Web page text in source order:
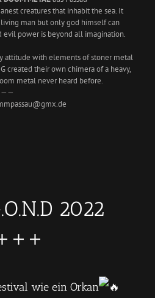
creatures that inhabit the sea. It
man but only god himself can
evil power is beyond all imagination.
attitude with elements of stoner metal
created their own chimera of a heavy,
metal never heard before.
2022
wie ein Orkan